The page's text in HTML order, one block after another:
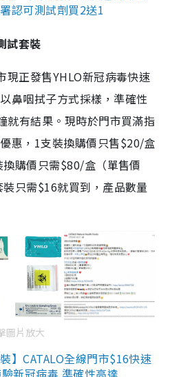
認可測試劑買2送1
試套裝
現正發售YHLO新冠病毒快速
鼻咽拭子方式採樣，準確性
就有結果。現時於門市買滿指
惠，1支裝換購價只售$20/盒
換購價只需$80/盒（單售價
只需$16就買到，產品數量
圖片放大
】CATALO全線門市$16快速
新冠病毒 準確性高達